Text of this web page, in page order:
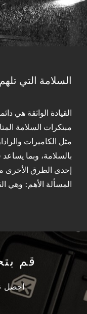
السلامة التي
القيادة الواثقة هي
مثل الكاميرات
بالسلامة، وبما
إحدى الطرق الأخرى
المسألة الأهم: وهي
قم
احصل